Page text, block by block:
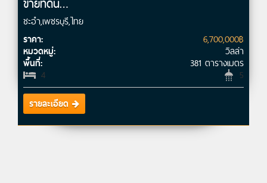
ชะอำ,เพชรบุรี,ไทย
ราคา: 6,700,000฿
หมวดหมู่: วิลล่า
พื้นที่:
381 ตารางเมตร
5
4
รายละเอียด